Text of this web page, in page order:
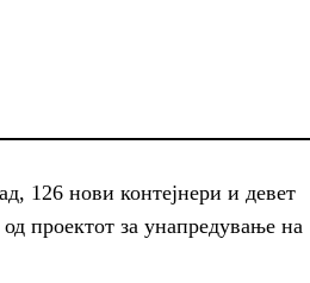
126 нови контејнери и девет
проектот за унапредување на